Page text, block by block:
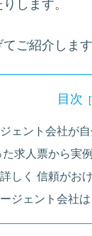
します。
ご紹介します
目次
ェント会社が
求人票から実
しく 信頼がお
ジェント会社は